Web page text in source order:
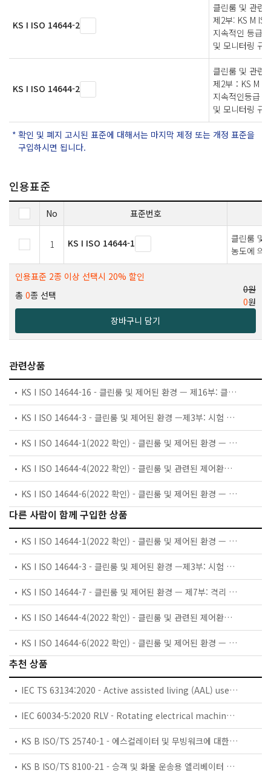
KS I ISO 14644-2
클린룸 및 관련
제2부: KS M
지속적인 등급
및 모니터링 규
KS I ISO 14644-2
클린룸 및 관련
제2부：KS M
지속적인등급
및 모니터링 규
확인 및 폐지 고시된 표준에 대해서는 마지막 제정 또는 개정 표준을
구입하시면 됩니다.
인용표준
No 표준번호
1 KS I ISO 14644-1
클린룸 및
농도에 의
인용표준 2종 이상 선택시 20% 할인
총 0종 선택
0원
0원
장바구니 담기
관련상품
KS I ISO 14644-16 - 클린룸 및 제어된 환경 — 제16부: 클린룸 및 격리 장치에서의 에너지 효율
KS I ISO 14644-3 - 클린룸 및 제어된 환경 —제3부: 시험 방법
KS I ISO 14644-1(2022 확인) - 클린룸 및 제어된 환경 — 제1부: 입자 농도에 의한 공기 청정도 등급분류
KS I ISO 14644-4(2022 확인) - 클린룸 및 관련된 제어환경-제4부: 설계, 공사 및 조업 개시
KS I ISO 14644-6(2022 확인) - 클린룸 및 제어된 환경 — 제6부: 용어
다른 사람이 함께 구입한 상품
KS I ISO 14644-1(2022 확인) - 클린룸 및 제어된 환경 — 제1부: 입자 농도에 의한 공기 청정도 등급분류
KS I ISO 14644-3 - 클린룸 및 제어된 환경 —제3부: 시험 방법
KS I ISO 14644-7 - 클린룸 및 제어된 환경 — 제7부: 격리 장치 (청정공기후드, 글러브박스, 아이솔레이터 및 미니환경)
KS I ISO 14644-4(2022 확인) - 클린룸 및 관련된 제어환경-제4부: 설계, 공사 및 조업 개시
KS I ISO 14644-6(2022 확인) - 클린룸 및 제어된 환경 — 제6부: 용어
추천 상품
IEC TS 63134:2020 - Active assisted living (AAL) use cases
IEC 60034-5:2020 RLV - Rotating electrical machines - Part 5: Degrees of protection provided by the integral design of rotating electrical machines (IP code) - Classification
KS B ISO/TS 25740-1 - 에스컬레이터 및 무빙워크에 대한 안전요건 — 제1부: 세계공통 필수 안전요건(GESRs)
KS B ISO/TS 8100-21 - 승객 및 화물 운송용 엘리베이터 —제21부: 세계공통 필수안전요건(GESRs)을 충족하는 세계공통 안전 파라미터(GSPs)